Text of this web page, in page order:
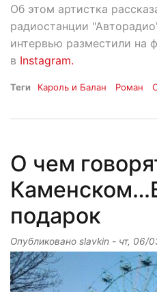
Об этом артистка
радиостанции
интервью разместили на
в Instagram.
Теги Кароль и Балан Роман
О чем
подарок
Опубликовано slavkin - чт, 06/